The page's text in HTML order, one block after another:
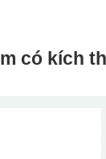
có kích